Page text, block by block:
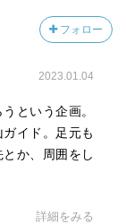
フォロー
2023.01.04
という企画。
イド。足元も
か、周囲をし
詳細をみる